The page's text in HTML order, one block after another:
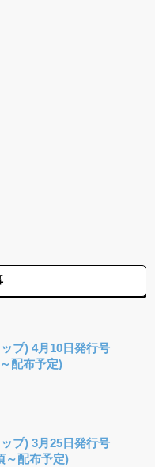
プ) 4月10日発行号
配布予定)
プ) 3月25日発行号
～配布予定)